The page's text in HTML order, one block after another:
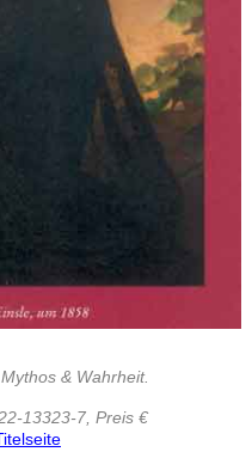
& Wahrheit.
13323-7, Preis €